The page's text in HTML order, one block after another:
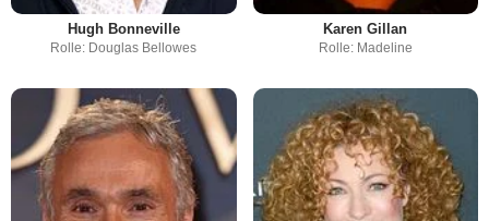
Hugh Bonneville
Rolle: Douglas Bellowes
Karen Gillan
Rolle: Madeline